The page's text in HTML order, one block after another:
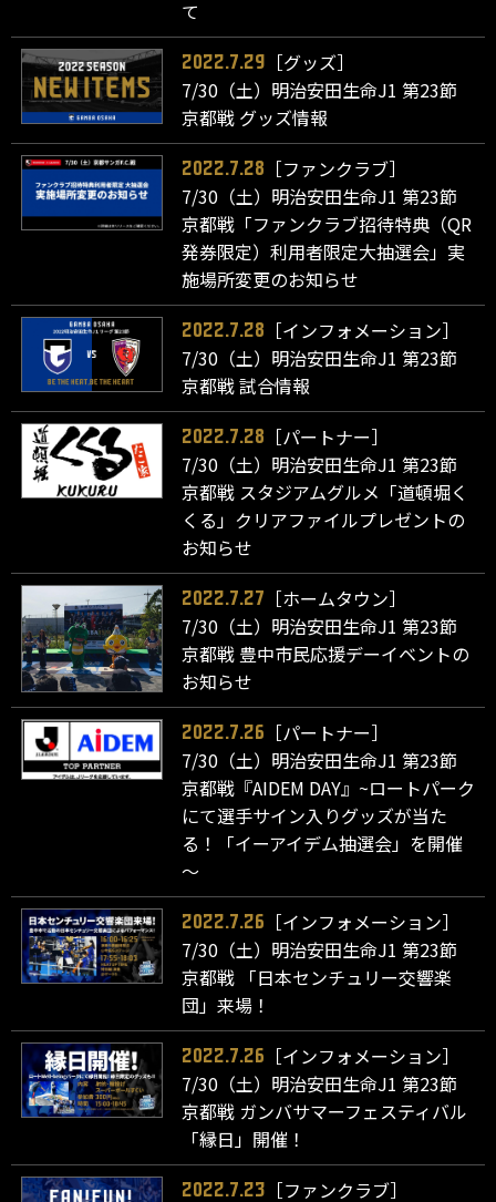
て
2022.7.29
［グッズ］
7/30（土）明治安田生命J1 第23節
京都戦 グッズ情報
2022.7.28
［ファンクラブ］
7/30（土）明治安田生命J1 第23節
京都戦「ファンクラブ招待特典（QR
発券限定）利用者限定大抽選会」実
施場所変更のお知らせ
2022.7.28
［インフォメーション］
7/30（土）明治安田生命J1 第23節
京都戦 試合情報
2022.7.28
［パートナー］
7/30（土）明治安田生命J1 第23節
京都戦 スタジアムグルメ「道頓堀く
くる」クリアファイルプレゼントの
お知らせ
2022.7.27
［ホームタウン］
7/30（土）明治安田生命J1 第23節
京都戦 豊中市民応援デーイベントの
お知らせ
2022.7.26
［パートナー］
7/30（土）明治安田生命J1 第23節
京都戦『AIDEM DAY』~ロートパーク
にて選手サイン入りグッズが当た
る！「イーアイデム抽選会」を開催
～
2022.7.26
［インフォメーション］
7/30（土）明治安田生命J1 第23節
京都戦 「日本センチュリー交響楽
団」来場！
2022.7.26
［インフォメーション］
7/30（土）明治安田生命J1 第23節
京都戦 ガンバサマーフェスティバル
「縁日」開催！
2022.7.23 ［ファンクラブ］